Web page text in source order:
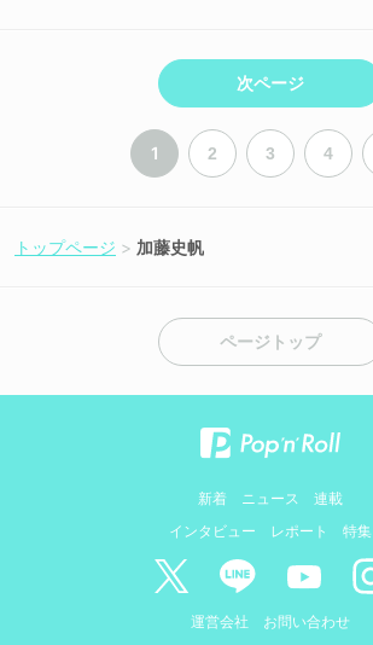
次ページ
1 2 3 4
トップページ 加藤史帆
ページトップ
新着 ニュース
連載
インタビュー
レポート 特集
運営会社 お問い合わせ